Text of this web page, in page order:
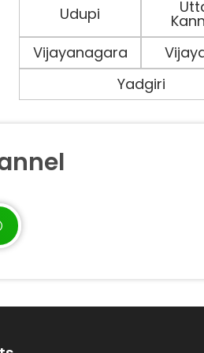
Udupi
Vijayanagara
Yadgiri